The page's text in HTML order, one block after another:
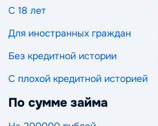
С 18 лет
Для иностранных граждан
Без кредитной истории
С плохой кредитной историей
По сумме займа